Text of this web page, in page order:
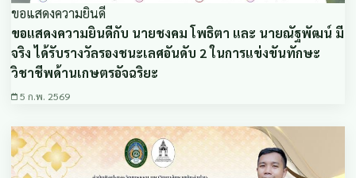
ขอแสดงความยินดี
ขอแสดงความยินดีกับ นายชงคม โพธิตา และ นายณัฐพัฒน์ มี
จริง ได้รับรางวัลรองชนะเลศอันดับ 2 ในการแข่งขันทักษะ
วิชาชีพด้านเกษตรอัจฉริยะ
5 ก.พ. 2569